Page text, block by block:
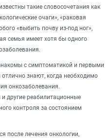
такие словосочетания как
очаги», «раковая
«выбить почву из-под ног»,
семья имеет хотя бы одного
с симптоматикой и первыми
знают, когда необходимо
онкозаболевания.
другие реабилитационные
контроля за состоянием
после лечения онкологии,